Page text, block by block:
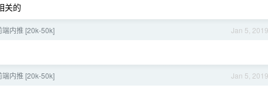
关的
Jan 5, 2019
端内推 [20k-50k]
Jan 5, 2019
端内推 [20k-50k]